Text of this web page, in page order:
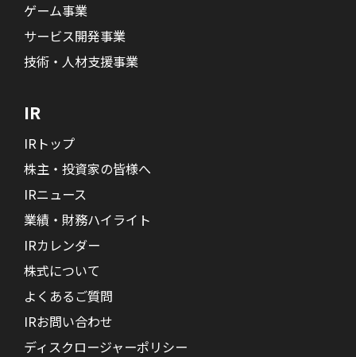
ゲーム事業
サービス開発事業
技術・人材支援事業
IR
IRトップ
株主・投資家の皆様へ
IRニュース
業績・財務ハイライト
IRカレンダー
株式について
よくあるご質問
IRお問い合わせ
ディスクロージャーポリシー